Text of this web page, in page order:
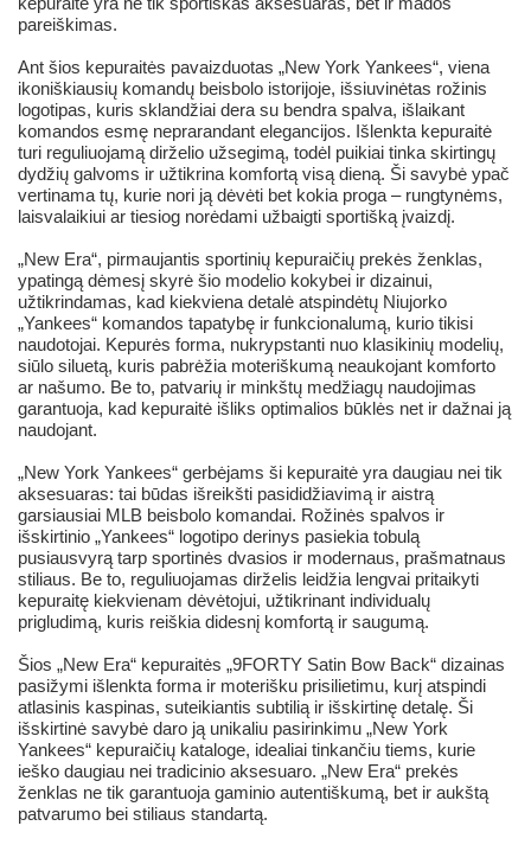
pareiškimas.
Ant šios kepuraitės pavaizduotas „New York Yankees“, viena
ikoniškiausių komandų beisbolo istorijoje, išsiuvinėtas rožinis
logotipas, kuris sklandžiai dera su bendra spalva, išlaikant
komandos esmę neprarandant elegancijos. Išlenkta kepuraitė
turi reguliuojamą dirželio užsegimą, todėl puikiai tinka skirtingų
dydžių galvoms ir užtikrina komfortą visą dieną. Ši savybė ypač
vertinama tų, kurie nori ją dėvėti bet kokia proga – rungtynėms,
laisvalaikiui ar tiesiog norėdami užbaigti sportišką įvaizdį.
„New Era“, pirmaujantis sportinių kepuraičių prekės ženklas,
ypatingą dėmesį skyrė šio modelio kokybei ir dizainui,
užtikrindamas, kad kiekviena detalė atspindėtų Niujorko
„Yankees“ komandos tapatybę ir funkcionalumą, kurio tikisi
naudotojai. Kepurės forma, nukrypstanti nuo klasikinių modelių,
siūlo siluetą, kuris pabrėžia moteriškumą neaukojant komforto
ar našumo. Be to, patvarių ir minkštų medžiagų naudojimas
garantuoja, kad kepuraitė išliks optimalios būklės net ir dažnai ją
naudojant.
„New York Yankees“ gerbėjams ši kepuraitė yra daugiau nei tik
aksesuaras: tai būdas išreikšti pasididžiavimą ir aistrą
garsiausiai MLB beisbolo komandai. Rožinės spalvos ir
išskirtinio „Yankees“ logotipo derinys pasiekia tobulą
pusiausvyrą tarp sportinės dvasios ir modernaus, prašmatnaus
stiliaus. Be to, reguliuojamas dirželis leidžia lengvai pritaikyti
kepuraitę kiekvienam dėvėtojui, užtikrinant individualų
prigludimą, kuris reiškia didesnį komfortą ir saugumą.
Šios „New Era“ kepuraitės „9FORTY Satin Bow Back“ dizainas
pasižymi išlenkta forma ir moterišku prisilietimu, kurį atspindi
atlasinis kaspinas, suteikiantis subtilią ir išskirtinę detalę. Ši
išskirtinė savybė daro ją unikaliu pasirinkimu „New York
Yankees“ kepuraičių kataloge, idealiai tinkančiu tiems, kurie
ieško daugiau nei tradicinio aksesuaro. „New Era“ prekės
ženklas ne tik garantuoja gaminio autentiškumą, bet ir aukštą
patvarumo bei stiliaus standartą.